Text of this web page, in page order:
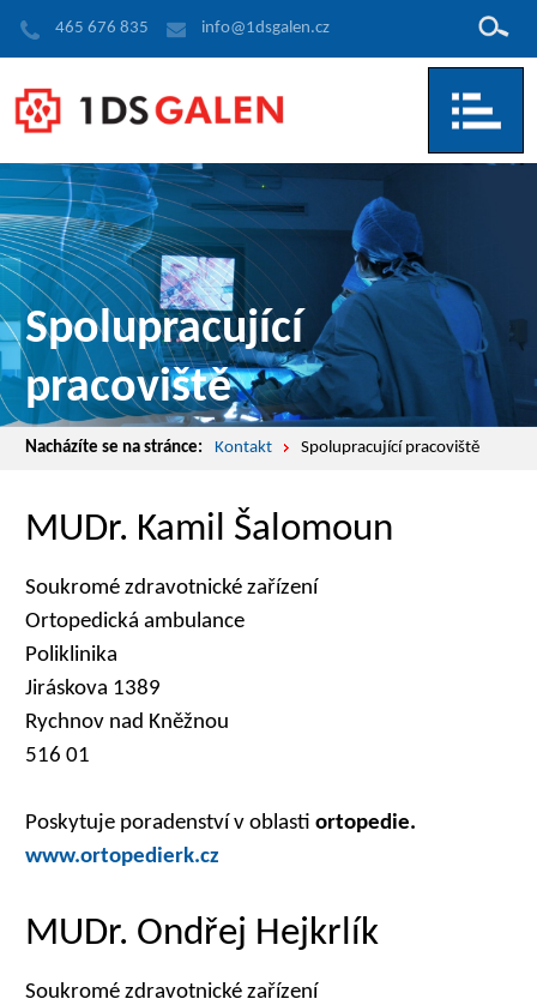
Hledat
465 676 835 info@1dsgalen.cz
Spolupracující
pracoviště
Nacházíte se na stránce: Kontakt Spolupracující pracoviště
MUDr. Kamil Šalomoun
Soukromé zdravotnické zařízení
Ortopedická ambulance
Poliklinika
Jiráskova 1389
Rychnov nad Kněžnou
516 01
Poskytuje poradenství v oblastiortopedie.
www.ortopedierk.cz
MUDr. Ondřej Hejkrlík
Soukromé zdravotnické zařízení